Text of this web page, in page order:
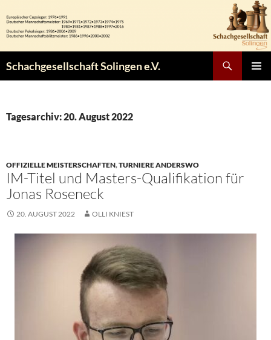
Inhalt
springen
Schachgesellschaft Solingen e.V.
Tagesarchiv: 20. August 2022
OFFIZIELLE MEISTERSCHAFTEN,TURNIERE ANDERSWO
IM-Titel und Masters-Qualifikation für
Jonas Roseneck
20. AUGUST 2022 OLLI KNIEST